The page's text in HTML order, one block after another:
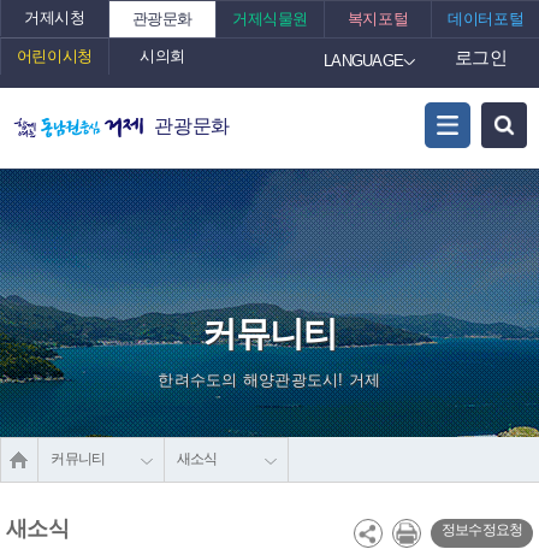
거제시청 관광문화 거제식물원 복지포털 데이터포털
어린이시청 시의회 LANGUAGE 로그인
관광문화
커뮤니티
한려수도의 해양관광도시! 거제
커뮤니티 새소식
새소식 정보수정요청